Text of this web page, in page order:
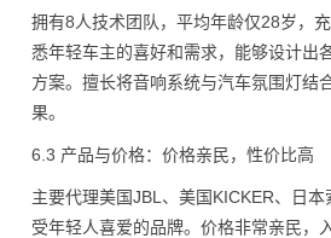
拥有8人技术团队，平均年龄仅28岁，
悉年轻车主的喜好和需求，能够设计出
方案。擅长将音响系统与汽车氛围灯结
果。
6.3 产品与价格：价格亲民，性价比高
主要代理美国JBL、美国KICKER、日
受年轻人喜爱的品牌。价格非常亲民，